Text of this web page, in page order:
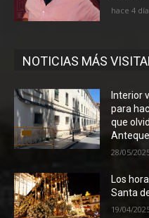
hace 4
NOTICIAS MÁS
Interior
para
que
28/05/
Los
Santa
19/04/